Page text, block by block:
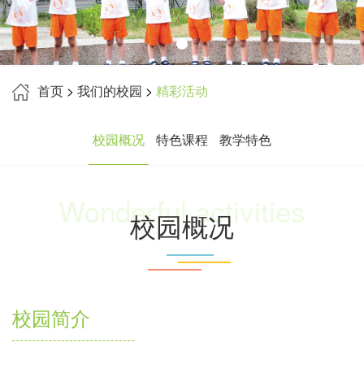
首页 > 我们的校园 > 精彩活动
校园概况 特色课程 教学特色
Wonderful activities
校园概况
校园简介